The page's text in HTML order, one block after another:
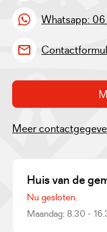
Whatsapp:
Meer
Huis van de
Nu gesloten.
Maandag: 8.30 -